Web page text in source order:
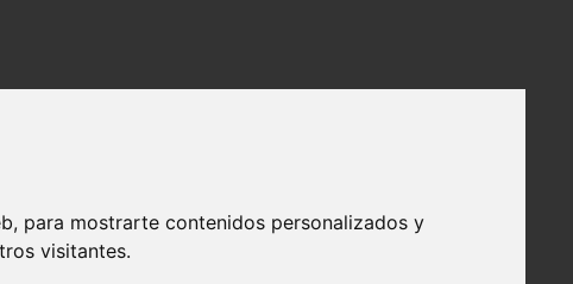
para mostrarte contenidos personalizados y
visitantes.